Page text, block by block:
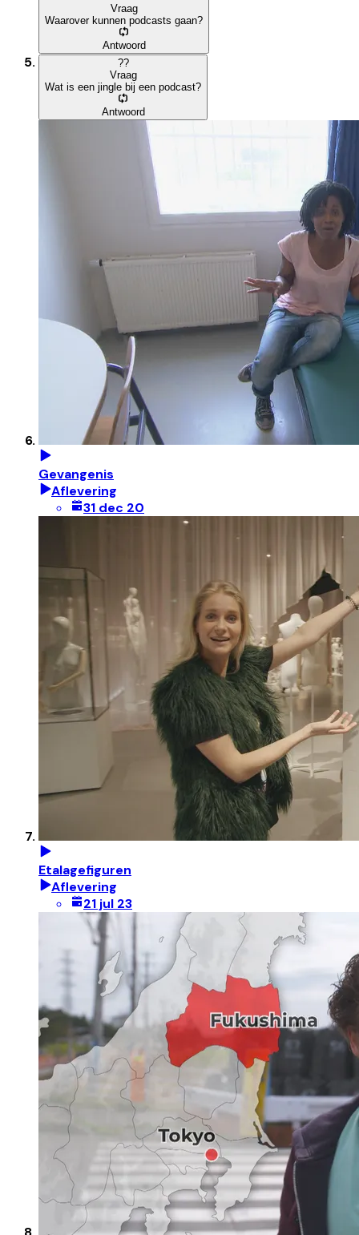
Vraag
Waarover kunnen podcasts gaan?
Antwoord
??
Vraag
Wat is een jingle bij een podcast?
Antwoord
Gevangenis
Aflevering
31 dec 20
Etalagefiguren
Aflevering
21 jul 23